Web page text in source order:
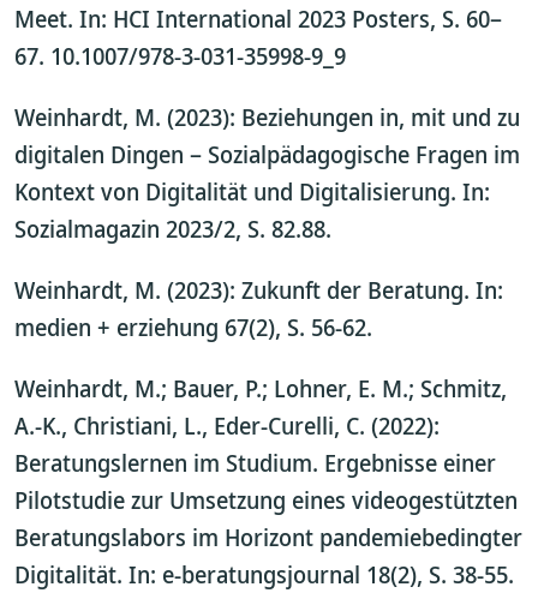
Meet. In: HCI International 2023 Posters, S. 60–
67. 10.1007/978-3-031-35998-9_9
Weinhardt, M. (2023): Beziehungen in, mit und zu
digitalen Dingen – Sozialpädagogische Fragen im
Kontext von Digitalität und Digitalisierung. In:
Sozialmagazin 2023/2, S. 82.88.
Weinhardt, M. (2023): Zukunft der Beratung. In:
medien + erziehung 67(2), S. 56-62.
Weinhardt, M.; Bauer, P.; Lohner, E. M.; Schmitz,
A.-K., Christiani, L., Eder-Curelli, C. (2022):
Beratungslernen im Studium. Ergebnisse einer
Pilotstudie zur Umsetzung eines videogestützten
Beratungslabors im Horizont pandemiebedingter
Digitalität. In: e-beratungsjournal 18(2), S. 38-55.